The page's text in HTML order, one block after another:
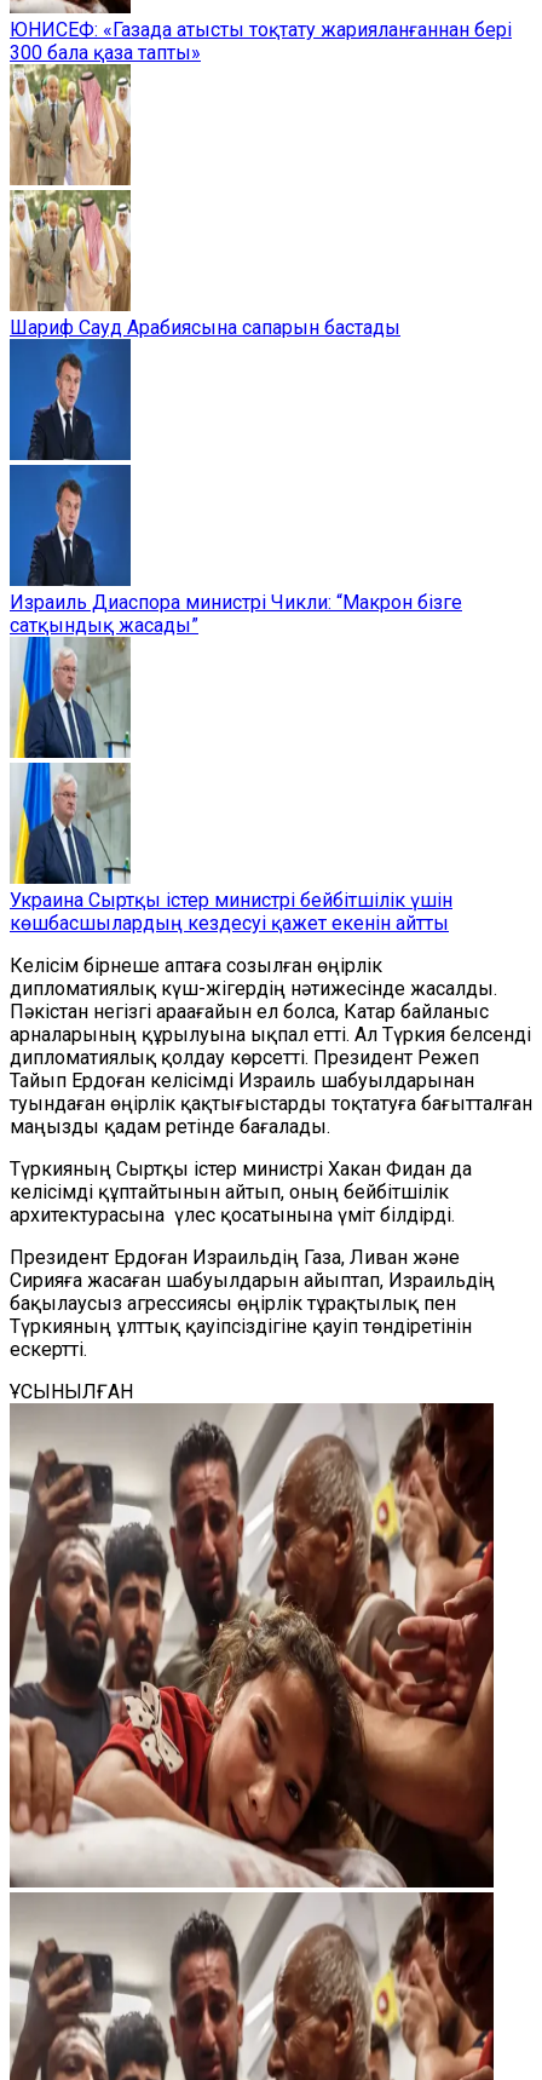
ЮНИСЕФ: «Газада атысты тоқтату жарияланғаннан бері
300 бала қаза тапты»
Шариф Сауд Арабиясына сапарын бастады
Израиль Диаспора министрі Чикли: “Макрон бізге
сатқындық жасады”
Украина Сыртқы істер министрі бейбітшілік үшін
көшбасшылардың кездесуі қажет екенін айтты
Келісім бірнеше аптаға созылған өңірлік
дипломатиялық күш-жігердің нәтижесінде жасалды.
Пәкістан негізгі араағайын ел болса, Катар байланыс
арналарының құрылуына ықпал етті. Ал Түркия белсенді
дипломатиялық қолдау көрсетті. Президент Режеп
Тайып Ердоған келісімді Израиль шабуылдарынан
туындаған өңірлік қақтығыстарды тоқтатуға бағытталған
маңызды қадам ретінде бағалады.
Түркияның Сыртқы істер министрі Хакан Фидан да
келісімді құптайтынын айтып, оның бейбітшілік
архитектурасына үлес қосатынына үміт білдірді.
Президент Ердоған Израильдің Газа, Ливан және
Сирияға жасаған шабуылдарын айыптап, Израильдің
бақылаусыз агрессиясы өңірлік тұрақтылық пен
Түркияның ұлттық қауіпсіздігіне қауіп төндіретінін
ескертті.
ҰСЫНЫЛҒАН